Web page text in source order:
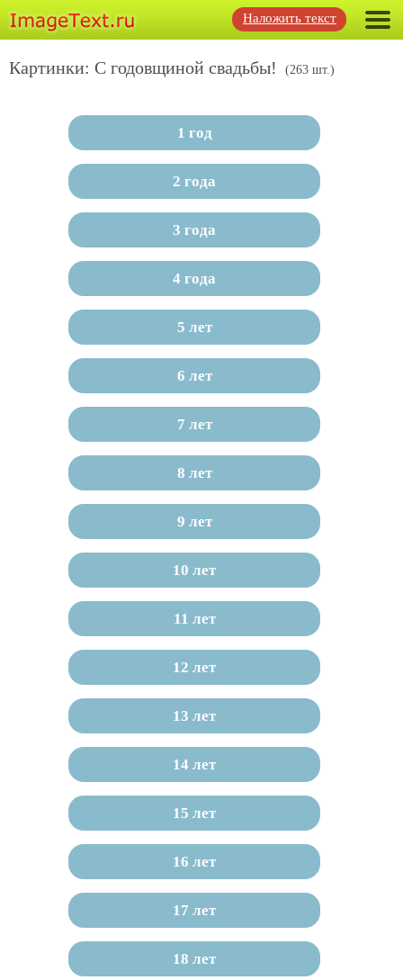
Наложить текст
Картинки: С годовщиной свадьбы! (263 шт.)
1 год
2 года
3 года
4 года
5 лет
6 лет
7 лет
8 лет
9 лет
10 лет
11 лет
12 лет
13 лет
14 лет
15 лет
16 лет
17 лет
18 лет